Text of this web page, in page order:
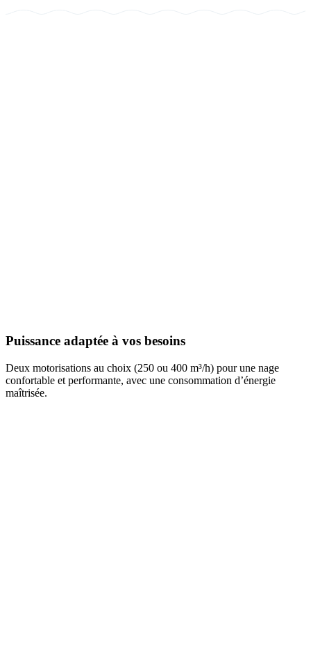
Puissance adaptée à vos besoins
Deux motorisations au choix (250 ou 400 m³/h) pour une nage
confortable et performante, avec une consommation d’énergie
maîtrisée.